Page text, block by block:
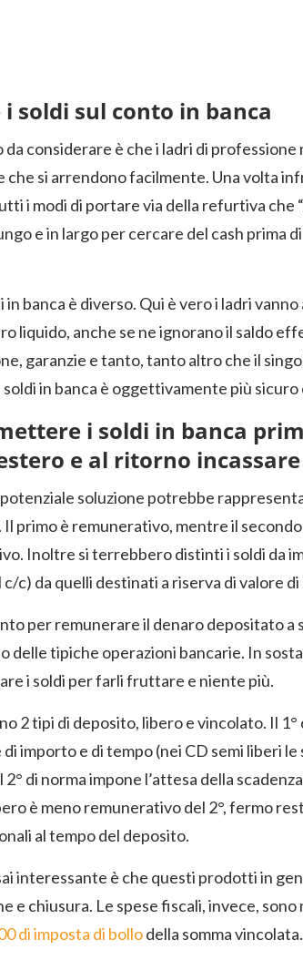
soldi sul conto in banca
considerare è che i ladri di
che si arrendono facilmente. Una volta
i modi di portare via della refurtiva che
e in largo per cercare del cash prima
in banca è diverso. Qui è vero i ladri
liquido, anche se ne ignorano il saldo
garanzie e tanto, tanto altro che il
in banca è oggettivamente più sicuro
i soldi in banca
e al ritorno
potenziale soluzione potrebbe
primo è remunerativo, mentre il secondo
Inoltre si terrebbero distinti i soldi da
c/c) da quelli destinati a riserva di valore
per remunerare il denaro depositato
delle tipiche operazioni bancarie. In
i soldi per farli fruttare e niente più.
2 tipi di deposito, libero e vincolato. Il
importo e di tempo (nei CD semi liberi
2° di norma impone l’attesa della
è meno remunerativo del 2°, fermo
al tempo del deposito.
interessante è che questi prodotti in
e chiusura. Le spese fiscali, invece,
di imposta di bollodella somma vincolata.